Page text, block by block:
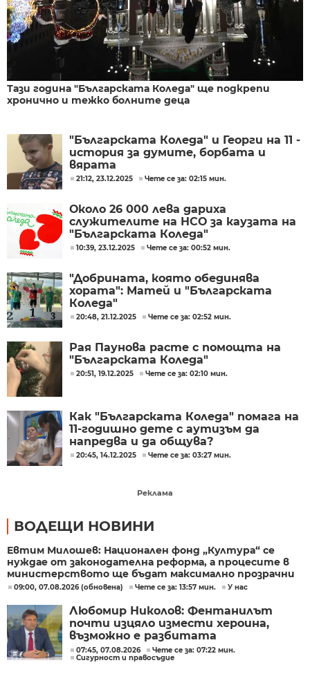
Тази година "Българската Коледа" ще подкрепи
хронично и тежко болните деца
"Българската Коледа" и Георги на 11 -
история за думите, борбата и
вярата
21:12, 23.12.2025 Чете се за: 02:15 мин.
Около 26 000 лева дариха
служителите на НСО за каузата на
"Българската Коледа"
10:39, 23.12.2025 Чете се за: 00:52 мин.
"Добрината, която обединява
хората": Матей и "Българската
Коледа"
20:48, 21.12.2025 Чете се за: 02:52 мин.
Рая Паунова расте с помощта на
"Българската Коледа"
20:51, 19.12.2025 Чете се за: 02:10 мин.
Как "Българската Коледа" помага на
11-годишно дете с аутизъм да
напредва и да общува?
20:45, 14.12.2025 Чете се за: 03:27 мин.
Реклама
ВОДЕЩИ НОВИНИ
Евтим Милошев: Национален фонд „Култура“ се
нуждае от законодателна реформа, а процесите в
министерството ще бъдат максимално прозрачни
09:00, 07.08.2026 (обновена) Чете се за: 13:57 мин. У нас
Любомир Николов: Фентанилът
почти изцяло измести хероина,
възможно е разбитата
лаборатория да е единствената у
нас
07:45, 07.08.2026
Чете се за: 07:22 мин.
Сигурност и правосъдие